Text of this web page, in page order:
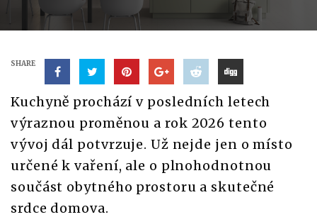
SHARE
Kuchyně prochází v posledních letech
výraznou proměnou a rok 2026 tento
vývoj dál potvrzuje. Už nejde jen o místo
určené k vaření, ale o plnohodnotnou
součást obytného prostoru a skutečné
srdce domova.